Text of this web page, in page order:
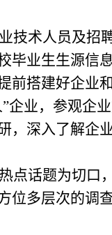
技术人员及招
毕业生生源信
搭建好企业
”企业，参观企
，深入了解企
点话题为切口
位多层次的调